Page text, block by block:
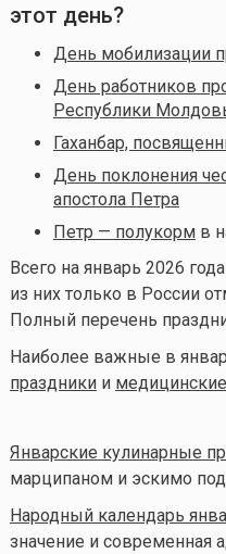
этот день?
День мобилизации
День работников
Республики
Гаханбар,
День поклонения
апостола Петра
Петр — полукормв
Всего на январь 2026
из них только в России
Полный перечень
Наиболее важные в
праздникии
Январские кулинарные
марципаном и эскимо
Народный календарь
значение и современная